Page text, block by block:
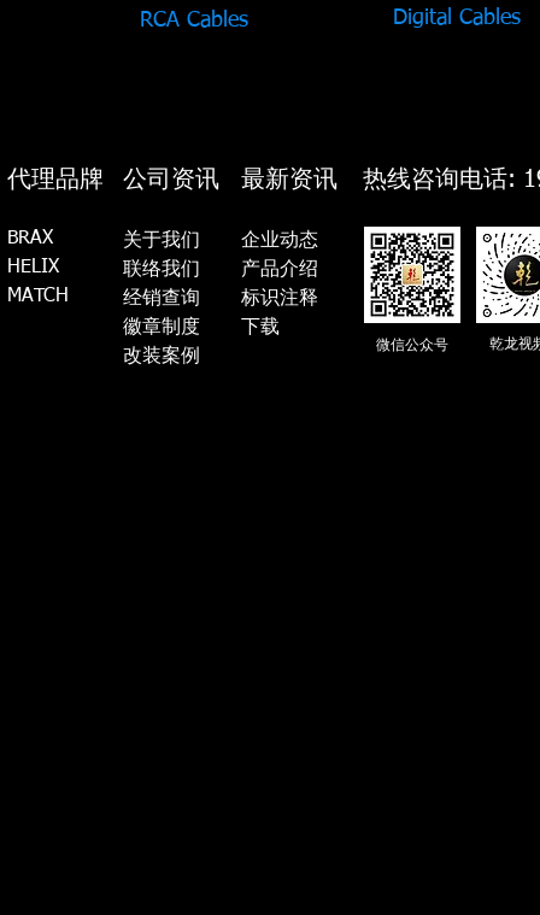
RCA Cables Digital Cables
代理品牌
BRAX
HELIX
MATCH
公司资讯
关于我们
联络我们
经销查询
徽章制度
​​改装案例
最新资讯
企业动态
产品介绍
标识注释
​下载
热线咨询电话:
微信公众号 乾龙视